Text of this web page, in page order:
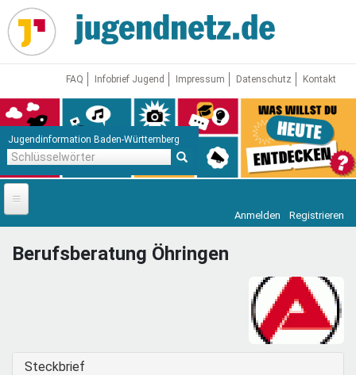
Direkt
zum
Inhalt
FAQ Infobrief Jugend Impressum Datenschutz Kontakt
Jugendinformation Baden-Württemberg
Startseite
News
Mentoren & Projekte
Anmelden Registrieren
Berufsberatung Öhringen
Ausblenden
Steckbrief